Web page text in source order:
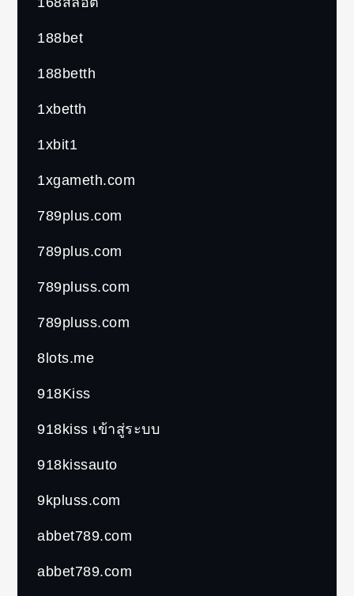
188bet
188betth
1xbetth
1xbit1
1xgameth.com
789plus.com
789plus.com
789pluss.com
789pluss.com
8lots.me
918Kiss
918kiss เข้าสู่ระบบ
918kissauto
9kpluss.com
abbet789.com
abbet789.com